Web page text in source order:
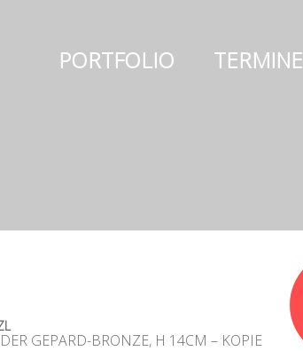
PORTFOLIO TERMINE
GEPARD-BRONZE, H 14CM – KOPIE